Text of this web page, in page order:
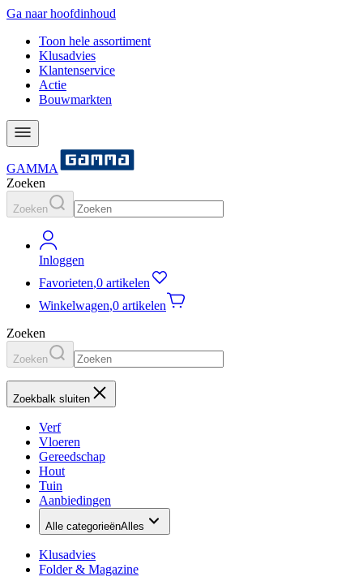
Ga naar hoofdinhoud
Toon hele assortiment
Klusadvies
Klantenservice
Actie
Bouwmarkten
GAMMA
Zoeken
Zoeken
Inloggen
Favorieten,0 artikelen
Winkelwagen,0 artikelen
Zoeken
Zoeken
Zoekbalk sluiten
Verf
Vloeren
Gereedschap
Hout
Tuin
Aanbiedingen
Alle categorieënAlles
Klusadvies
Folder & Magazine